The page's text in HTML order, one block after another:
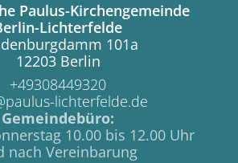
Paulus-Kirchengemeinde
Lichterfelde
101a
12203 Berlin
+49308449320
lichterfelde.de
Gemeindebüro:
10.00 bis 12.00 Uhr
nach Vereinbarung